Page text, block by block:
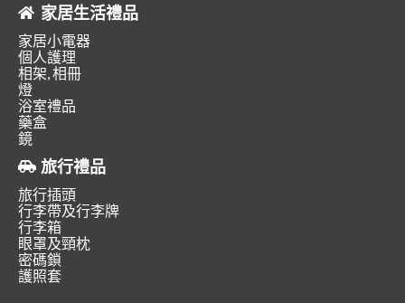
家居生活禮品
家居小電器
個人護理
相架, 相冊
燈
浴室禮品
藥盒
鏡
旅行禮品
旅行插頭
行李帶及行李牌
行李箱
眼罩及頸枕
密碼鎖
護照套